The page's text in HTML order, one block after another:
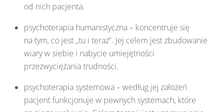
od nich pacjenta.
psychoterapia humanistyczna – koncentruje się
na tym, co jest „tu i teraz”. Jej celem jest zbudowanie
wiary w siebie i nabycie umiejętności
przezwyciężania trudności.
psychoterapia systemowa – według jej założeń
pacjent funkcjonuje w pewnych systemach, które